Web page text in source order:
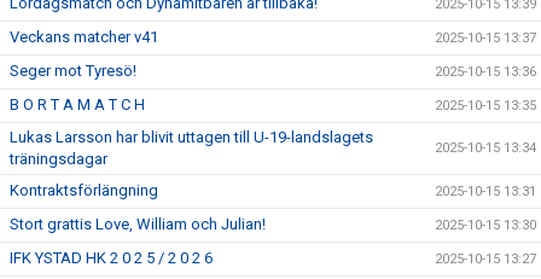
2025-10-15 13:39
Veckans matcher v41 2025-10-15 13:37
Seger mot Tyresö! 2025-10-15 13:36
B O R T A M A T C H 2025-10-15 13:35
Lukas Larsson har blivit uttagen till U-19-landslagets
träningsdagar
2025-10-15 13:34
Kontraktsförlängning 2025-10-15 13:31
Stort grattis Love, William och Julian! 2025-10-15 13:30
IFK YSTAD HK 2 0 2 5 / 2 0 2 6 2025-10-15 13:27